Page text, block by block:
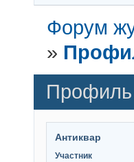
Форум
»
Профиль
Антиквар
Участник